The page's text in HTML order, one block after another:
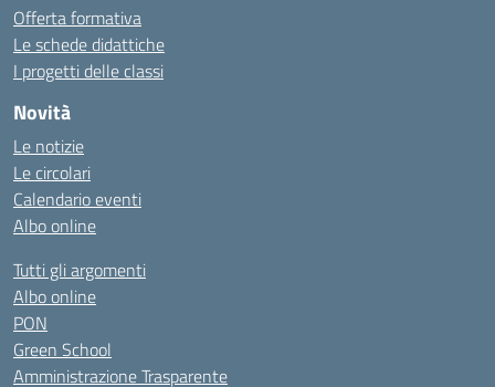
Offerta formativa
Le schede didattiche
I progetti delle classi
Novità
Le notizie
Le circolari
Calendario eventi
Albo online
Tutti gli argomenti
Albo online
PON
Green School
Amministrazione Trasparente